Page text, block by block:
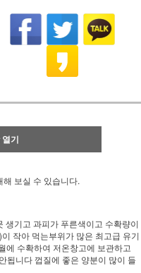
기
보실 수 있습니다.
고 과피가 푸른색이고 수확량이
작아 먹는부위가 많은 최고급 유기
에 수확하여 저온창고에 보관하고
됩니다 껍질에 좋은 양분이 많이 들